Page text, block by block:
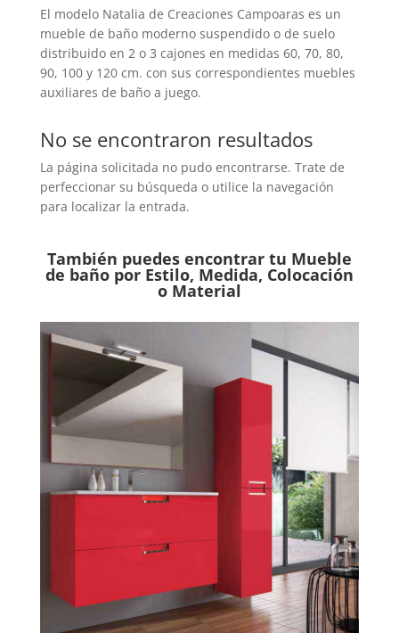
El modelo Natalia de Creaciones Campoaras es un
mueble de baño moderno suspendido o de suelo
distribuido en 2 o 3 cajones en medidas 60, 70, 80,
90, 100 y 120 cm. con sus correspondientes muebles
auxiliares de baño a juego.
No se encontraron resultados
La página solicitada no pudo encontrarse. Trate de
perfeccionar su búsqueda o utilice la navegación
para localizar la entrada.
También puedes encontrar tu Mueble
de baño por Estilo, Medida, Colocación
o Material